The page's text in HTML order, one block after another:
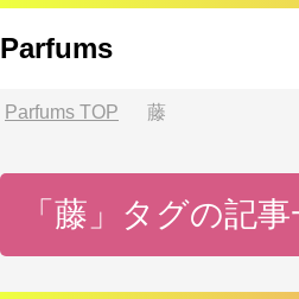
Parfums
Parfums TOP 藤
「藤」タグの記